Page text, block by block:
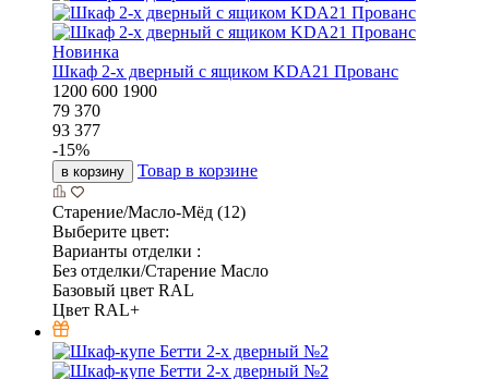
Новинка
Шкаф 2-х дверный с ящиком KDA21 Прованс
1200 600 1900
79 370
93 377
-15%
в корзину Товар в корзине
Старение/Масло-Мёд (12)
Выберите цвет:
Варианты отделки :
Без отделки/Старение Масло
Базовый цвет RAL
Цвет RAL+